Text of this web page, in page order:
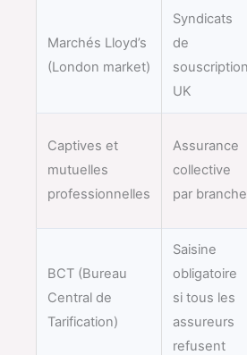
Marchés Lloyd’s
(London market)
Syndicats
de
souscription
UK
Captives et
mutuelles
professionnelles
Assurance
collective
par branche
BCT (Bureau
Central de
Tarification)
Saisine
obligatoire
si tous les
assureurs
refusent